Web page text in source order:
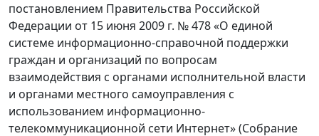
постановлением Правительства Российской
Федерации от 15 июня 2009 г. № 478 «О единой
системе информационно-справочной поддержки
граждан и организаций по вопросам
взаимодействия с органами исполнительной власти
и органами местного самоуправления с
использованием информационно-
телекоммуникационной сети Интернет» (Собрание